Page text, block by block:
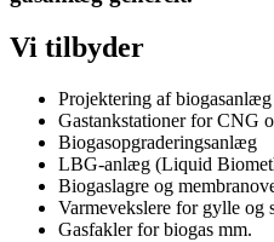
Vi tilbyder
Projektering af
Gastankstationer for CNG
Biogasopgraderingsanlæg
LBG-anlæg (Liquid
Biogaslagre og
Varmevekslere for gylle og
Gasfakler for biogas mm.